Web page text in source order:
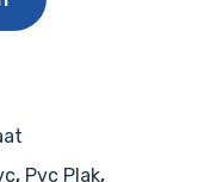
, Pvc Plak,